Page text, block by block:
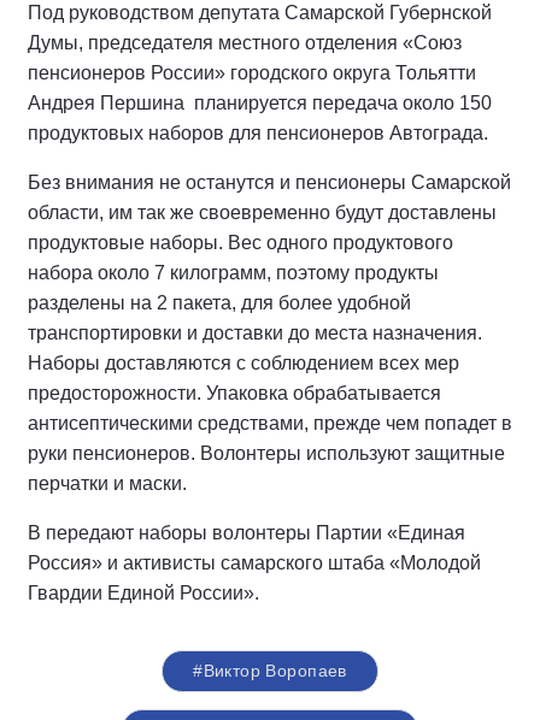
Под руководством депутата Самарской Губернской
Думы, председателя местного отделения «Союз
пенсионеров России» городского округа Тольятти
Андрея Першина планируется передача около 150
продуктовых наборов для пенсионеров Автограда.
Без внимания не останутся и пенсионеры Самарской
области, им так же своевременно будут доставлены
продуктовые наборы. Вес одного продуктового
набора около 7 килограмм, поэтому продукты
разделены на 2 пакета, для более удобной
транспортировки и доставки до места назначения.
Наборы доставляются с соблюдением всех мер
предосторожности. Упаковка обрабатывается
антисептическими средствами, прежде чем попадет в
руки пенсионеров. Волонтеры используют защитные
перчатки и маски.
В передают наборы волонтеры Партии «Единая
Россия» и активисты самарского штаба «Молодой
Гвардии Единой России».
#Виктор Воропаев